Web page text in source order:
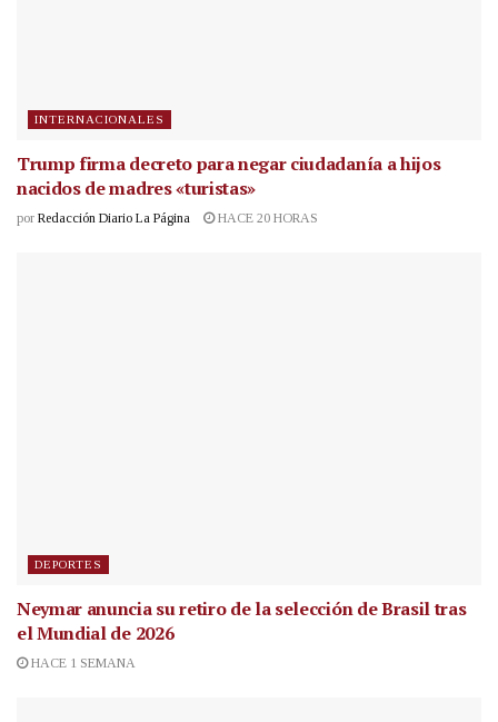
INTERNACIONALES
Trump firma decreto para negar ciudadanía a hijos
nacidos de madres «turistas»
por Redacción Diario La Página HACE 20 HORAS
DEPORTES
Neymar anuncia su retiro de la selección de Brasil tras
el Mundial de 2026
HACE 1 SEMANA